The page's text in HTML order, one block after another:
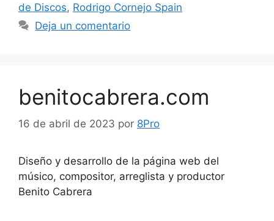
de Discos, Rodrigo Cornejo Spain
Deja un comentario
benitocabrera.com
16 de abril de 2023 por 8Pro
Diseño y desarrollo de la página web del
músico, compositor, arreglista y productor
Benito Cabrera